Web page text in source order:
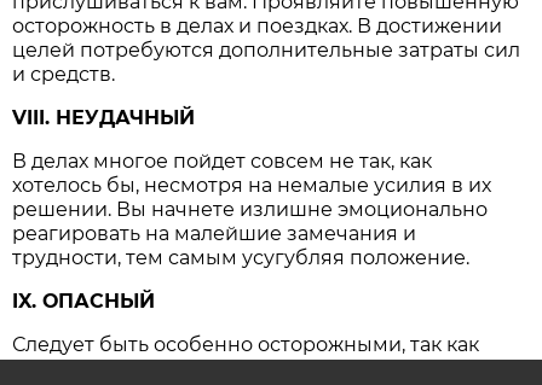
осторожность в делах и поездках. В достижении
целей потребуются дополнительные затраты сил
и средств.
VIII. НЕУДАЧНЫЙ
В делах многое пойдет совсем не так, как
хотелось бы, несмотря на немалые усилия в их
решении. Вы начнете излишне эмоционально
реагировать на малейшие замечания и
трудности, тем самым усугубляя положение.
IX. ОПАСНЫЙ
Следует быть особенно осторожными, так как